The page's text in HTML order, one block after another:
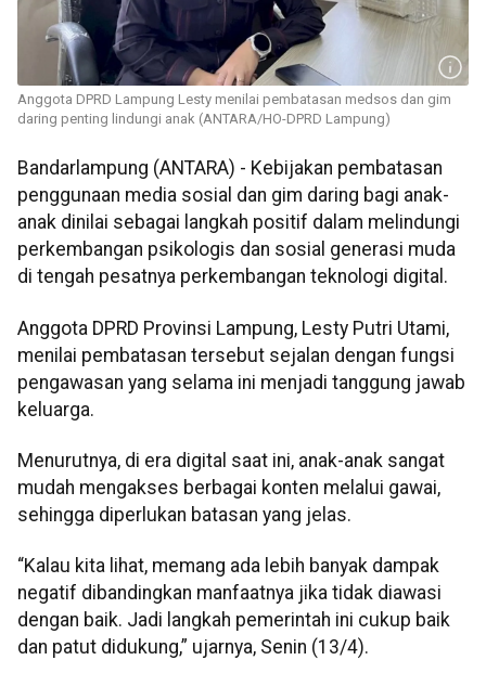
Anggota DPRD Lampung Lesty menilai pembatasan medsos dan gim
daring penting lindungi anak (ANTARA/HO-DPRD Lampung)
Bandarlampung (ANTARA) - Kebijakan pembatasan
penggunaan media sosial dan gim daring bagi anak-
anak dinilai sebagai langkah positif dalam melindungi
perkembangan psikologis dan sosial generasi muda
di tengah pesatnya perkembangan teknologi digital.
Anggota DPRD Provinsi Lampung, Lesty Putri Utami,
menilai pembatasan tersebut sejalan dengan fungsi
pengawasan yang selama ini menjadi tanggung jawab
keluarga.
Menurutnya, di era digital saat ini, anak-anak sangat
mudah mengakses berbagai konten melalui gawai,
sehingga diperlukan batasan yang jelas.
“Kalau kita lihat, memang ada lebih banyak dampak
negatif dibandingkan manfaatnya jika tidak diawasi
dengan baik. Jadi langkah pemerintah ini cukup baik
dan patut didukung,” ujarnya, Senin (13/4).